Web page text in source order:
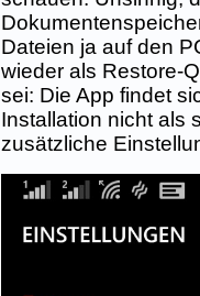
Dateien ja auf den
wieder als Restore-
sei: Die App findet
Installation nicht als
zusätzliche